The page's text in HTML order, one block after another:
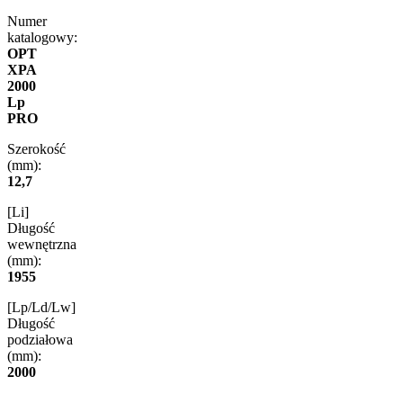
Numer
katalogowy:
OPT
XPA
2000
Lp
PRO
Szerokość
(mm):
12,7
[Li]
Długość
wewnętrzna
(mm):
1955
[Lp/Ld/Lw]
Długość
podziałowa
(mm):
2000